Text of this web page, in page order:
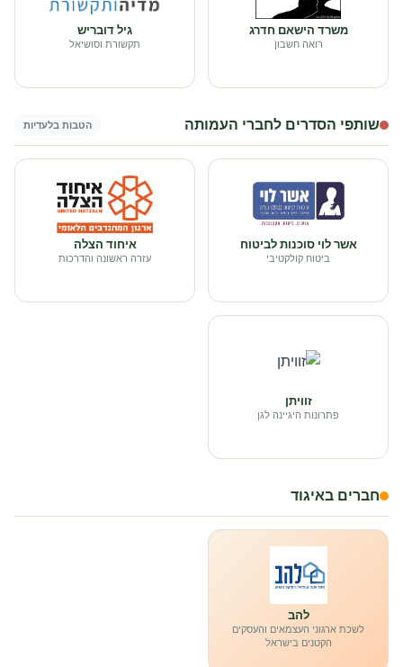
משרד הישאם חדרג
רואה חשבון
גיל דובריש
תקשורת וסושיאל
שותפי הסדרים לחברי העמותה הטבות בלעדיות
אשר לוי סוכנות לביטוח
ביטוח קולקטיבי
איחוד הצלה
עזרה ראשונה והדרכות
זוויתן
פתרונות היגיינה לגן
חברים באיגוד
להב
לשכת ארגוני העצמאים והעסקים
הקטנים בישראל